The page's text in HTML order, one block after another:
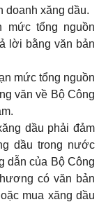
doanh xăng dầu.
mức tổng nguồn
lời bằng văn bản
mức tổng nguồn
văn về Bộ Công
dầu phải đảm
dầu trong nước
dẫn của Bộ Công
có văn bản
mua xăng dầu